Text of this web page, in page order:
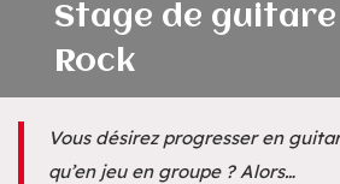
Stage de guitare
Rock
Vous désirez progresser en
qu’en jeu en groupe ? Alors…